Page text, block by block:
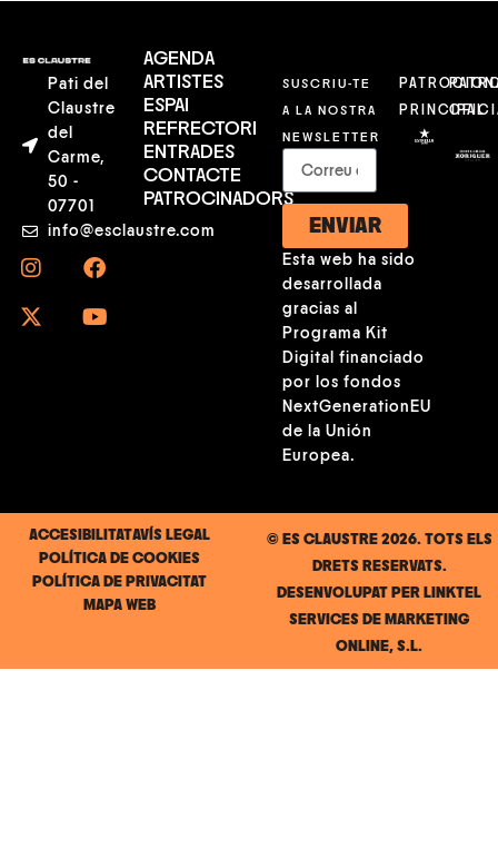
Pati del
Claustre
del
Carme,
50 -
07701
info@esclaustre.com
AGENDA
ARTISTES
ESPAI
REFRECTORI
ENTRADES
CONTACTE
PATROCINADORS
SUSCRIU-TE
A LA NOSTRA
NEWSLETTER
ENVIAR
Esta web ha sido
desarrollada
gracias al
Programa Kit
Digital financiado
por los fondos
NextGenerationEU
de la Unión
Europea.
PRINCIPAL
© ES CLAUSTRE 2026. TOTS ELS
DRETS RESERVATS.
DESENVOLUPAT PER LINKTEL
SERVICES DE MARKETING
ONLINE, S.L.
ACCESIBILITATAVÍS LEGAL
POLÍTICA DE COOKIES
POLÍTICA DE PRIVACITAT
MAPA WEB